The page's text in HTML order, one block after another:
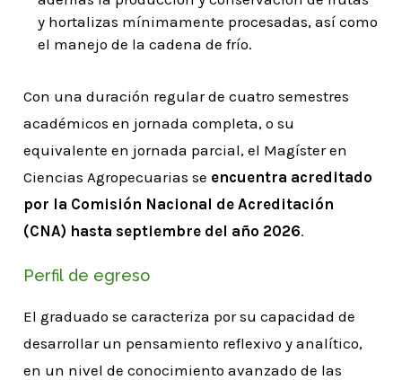
y hortalizas mínimamente procesadas, así como
el manejo de la cadena de frío.
Con una duración regular de cuatro semestres
académicos en jornada completa, o su
equivalente en jornada parcial, el Magíster en
Ciencias Agropecuarias se encuentra acreditado
por la Comisión Nacional de Acreditación
(CNA) hasta septiembre del año 2026.
Perfil de egreso
El graduado se caracteriza por su capacidad de
desarrollar un pensamiento reflexivo y analítico,
en un nivel de conocimiento avanzado de las